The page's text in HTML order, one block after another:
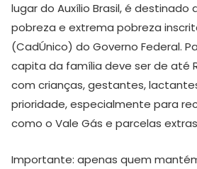
lugar do Auxílio Brasil, é
pobreza e extrema pobreza
(CadÚnico) do Governo Federal.
capita da família deve ser de até
com crianças, gestantes,
prioridade, especialmente para
como o Vale Gás e parcelas
Importante: apenas quem